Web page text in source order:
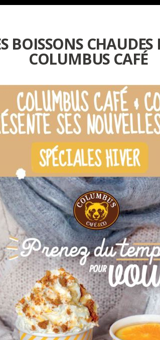
BOISSONS CHAUDES
COLUMBUS CAFÉ